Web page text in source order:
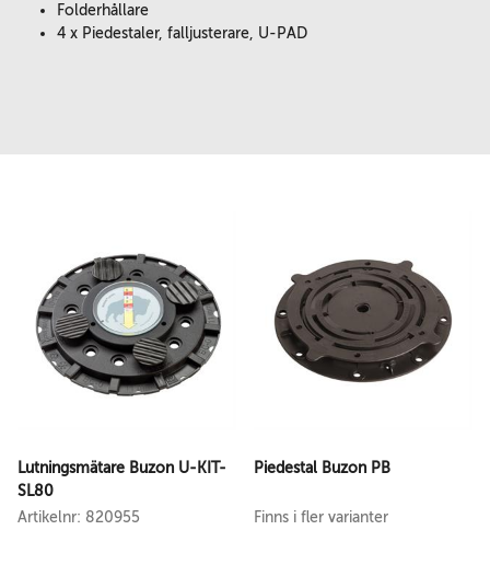
Folderhållare
4 x Piedestaler, falljusterare, U-PAD
Lutningsmätare Buzon U-KIT-
SL80
Artikelnr: 820955
Piedestal Buzon PB
Finns i fler varianter